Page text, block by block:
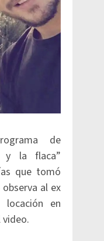
de
y la flaca”
que tomó
al ex
en